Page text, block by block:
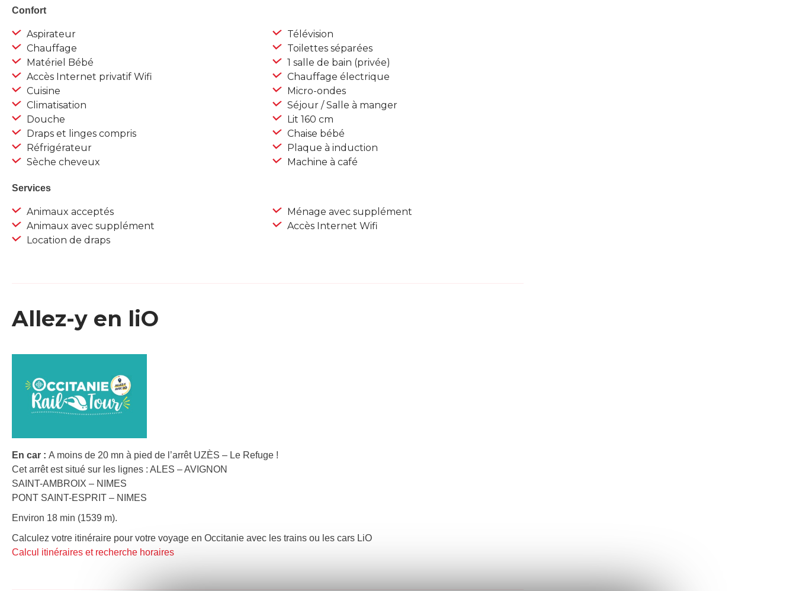
Confort
Aspirateur
Chauffage
Matériel Bébé
Accès Internet privatif Wifi
Cuisine
Climatisation
Douche
Draps et linges compris
Réfrigérateur
Sèche cheveux
Télévision
Toilettes séparées
1 salle de bain (privée)
Chauffage électrique
Micro-ondes
Séjour / Salle à manger
Lit 160 cm
Chaise bébé
Plaque à induction
Machine à café
Services
Animaux acceptés
Animaux avec supplément
Location de draps
Ménage avec supplément
Accès Internet Wifi
Allez-y en liO
En car : A moins de 20 mn à pied de l’arrêt UZÈS – Le Refuge !
Cet arrêt est situé sur les lignes : ALES – AVIGNON
SAINT-AMBROIX – NIMES
PONT SAINT-ESPRIT – NIMES
Environ 18 min (1539 m).
Calculez votre itinéraire pour votre voyage en Occitanie avec les trains ou les cars LiO
Calcul itinéraires et recherche horaires